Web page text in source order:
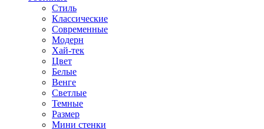
Стиль
Классические
Современные
Модерн
Хай-тек
Цвет
Белые
Венге
Светлые
Темные
Размер
Мини стенки